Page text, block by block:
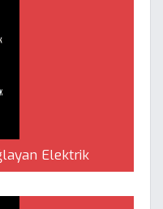
Elektrik